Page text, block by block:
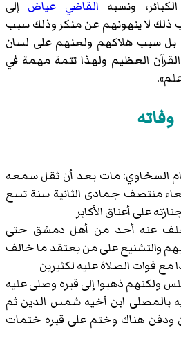
ونسبه القاضي عياض إلى
ذلك لا ينهونهم عن منكر وذلك سبب
بل سبب هلاكهم ولعنهم على لسان
العظيم ولهذا تتمة مهمة في
وفاته
يقول الإمام السخاوي: مات بعد أن ثقل سمعه
منتصف جمادى الثانية سنة تسع
على أعناق الأكابر
عنه أحد من أهل دمشق حتى
والتشنيع على من يعتقد ما خالف
مع فوات الصلاة عليه لكثيرين
ولكنهم ذهبوا إلى قبره وصلى عليه
بالمصلى ابن أخيه شمس الدين ثم
ودفن هناك وختم على قبره ختمات